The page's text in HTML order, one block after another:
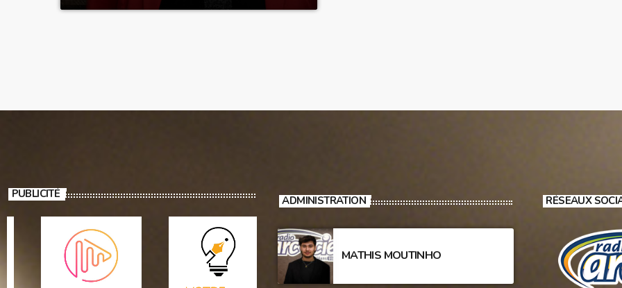
PUBLICITÉ ADMINISTRATION
MATHIS MOUTINHO
RÉSEAUX